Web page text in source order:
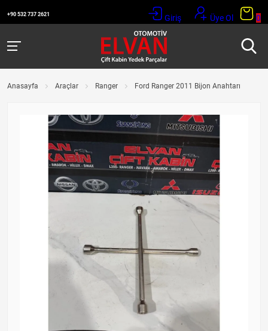
+90 532 737 2621 Giriş Üye Ol 0
Anasayfa Araçlar Ranger Ford Ranger 2011 Bijon Anahtarı